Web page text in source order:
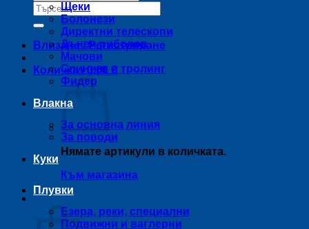
Търсене
за:
Влизане / Регистриране
Количка /0,00 €
Нямате артикули в количката.
Към магазина
Количка
Щеки
Болонези
Директни телескопи
Дънен риболов
Мачови
Спининг и тролинг
Фидер
Влакна
За основна линия
За поводи
Куки
Плувки
Езера, реки, специални
Подвижни и ваглерни